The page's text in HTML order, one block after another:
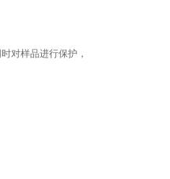
对样品进行保护，